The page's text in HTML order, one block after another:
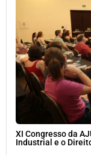
XI Congresso da
Industrial e o